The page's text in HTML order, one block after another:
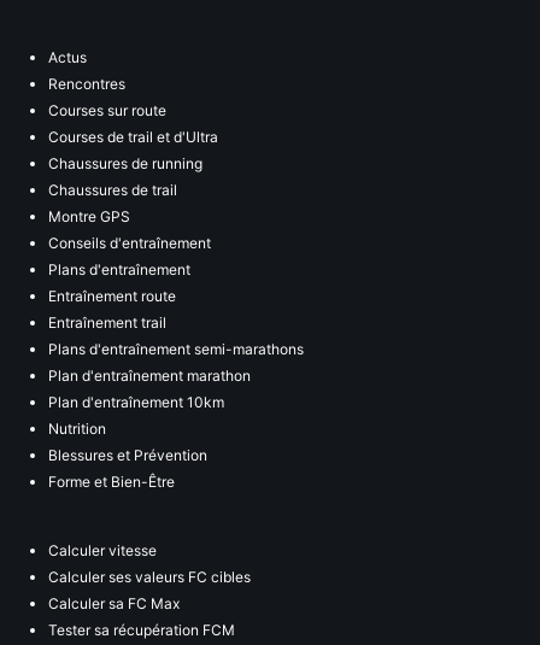
Actus
Rencontres
Courses sur route
Courses de trail et d'Ultra
Chaussures de running
Chaussures de trail
Montre GPS
Conseils d'entraînement
Plans d'entraînement
Entraînement route
Entraînement trail
Plans d'entraînement semi-marathons
Plan d'entraînement marathon
Plan d'entraînement 10km
Nutrition
Blessures et Prévention
Forme et Bien-Être
Calculer vitesse
Calculer ses valeurs FC cibles
Calculer sa FC Max
Tester sa récupération FCM